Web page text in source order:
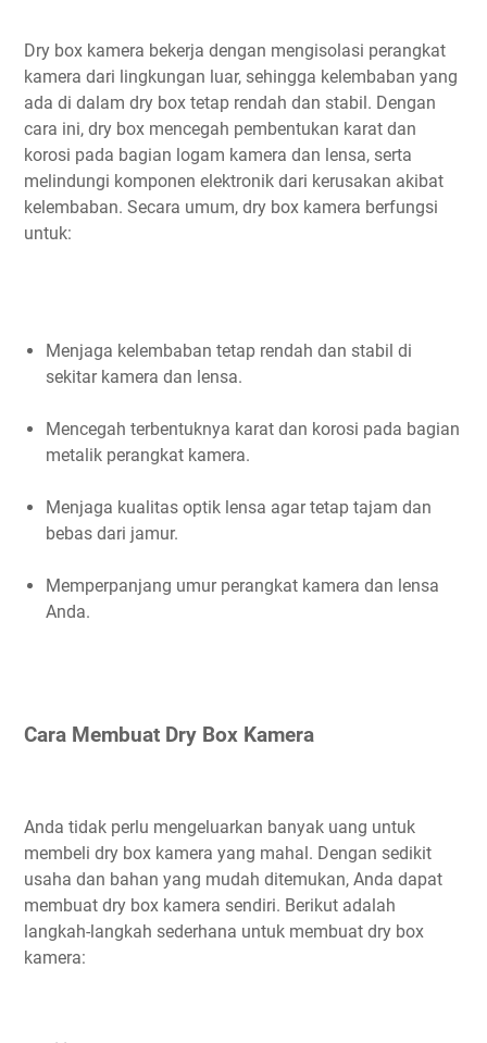
Dry box kamera bekerja dengan mengisolasi perangkat
kamera dari lingkungan luar, sehingga kelembaban yang
ada di dalam dry box tetap rendah dan stabil. Dengan
cara ini, dry box mencegah pembentukan karat dan
korosi pada bagian logam kamera dan lensa, serta
melindungi komponen elektronik dari kerusakan akibat
kelembaban. Secara umum, dry box kamera berfungsi
untuk:
Menjaga kelembaban tetap rendah dan stabil di
sekitar kamera dan lensa.
Mencegah terbentuknya karat dan korosi pada bagian
metalik perangkat kamera.
Menjaga kualitas optik lensa agar tetap tajam dan
bebas dari jamur.
Memperpanjang umur perangkat kamera dan lensa
Anda.
Cara Membuat Dry Box Kamera
Anda tidak perlu mengeluarkan banyak uang untuk
membeli dry box kamera yang mahal. Dengan sedikit
usaha dan bahan yang mudah ditemukan, Anda dapat
membuat dry box kamera sendiri. Berikut adalah
langkah-langkah sederhana untuk membuat dry box
kamera: